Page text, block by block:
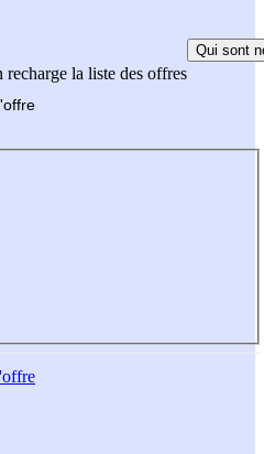
recharge la liste des offres
Qui sont